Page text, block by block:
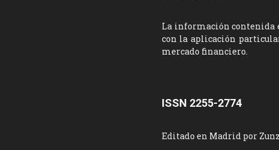
La información contenida
con la aplicación
mercado financiero.
ISSN 2255-2774
Editado en Madrid por